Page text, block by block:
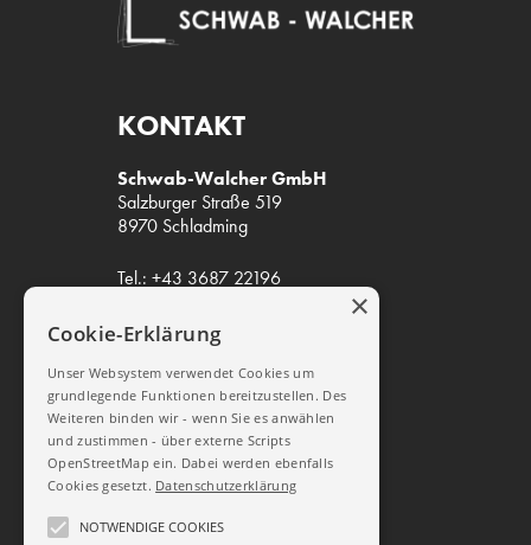
KONTAKT
Schwab-Walcher GmbH
Salzburger Straße 519
8970 Schladming
Tel.: +43 3687 22196
office@schwab-walcher.at
Mo-Do 08.00 – 12.00 / 14.00 –
18.00
Freitag 08.00 – 12.00 / 14.00 –
17.00
Cookie-Erklärung
Unser Websystem verwendet Cookies um
grundlegende Funktionen bereitzustellen. Des
Weiteren binden wir - wenn Sie es anwählen
und zustimmen - über externe Scripts
OpenStreetMap ein. Dabei werden ebenfalls
Cookies gesetzt. Datenschutzerklärung
NOTWENDIGE COOKIES
×